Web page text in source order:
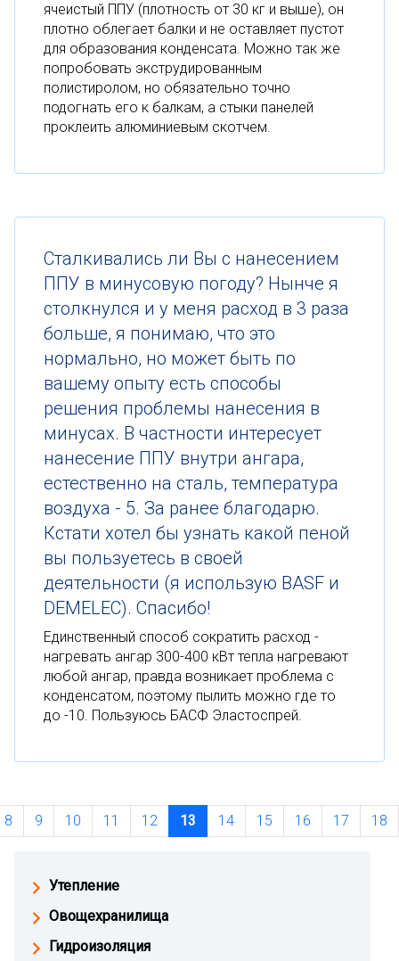
ячеистый ППУ (плотность от 30 кг и выше), он
плотно облегает балки и не оставляет пустот
для образования конденсата. Можно так же
попробовать экструдированным
полистиролом, но обязательно точно
подогнать его к балкам, а стыки панелей
проклеить алюминиевым скотчем.
Cталкивались ли Вы с нанесением
ППУ в минусовую погоду? Нынче я
столкнулся и у меня расход в 3 раза
больше, я понимаю, что это
нормально, но может быть по
вашему опыту есть способы
решения проблемы нанесения в
минусах. В частности интересует
нанесение ППУ внутри ангара,
естественно на сталь, температура
воздуха - 5. За ранее благодарю.
Кстати хотел бы узнать какой пеной
вы пользуетесь в своей
деятельности (я использую BASF и
DEMELEC). Спасибо!
Единственный способ сократить расход -
нагревать ангар 300-400 кВт тепла нагревают
любой ангар, правда возникает проблема с
конденсатом, поэтому пылить можно где то
до -10. Пользуюсь БАСФ Эластоспрей.
8 9 10 11 12 13 14 15 16 17 18
Утепление
Овощехранилища
Гидроизоляция